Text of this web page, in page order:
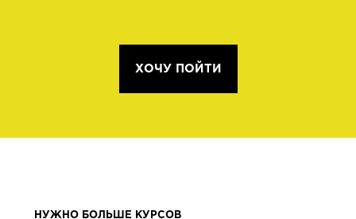
ХОЧУ ПОЙТИ
НУЖНО БОЛЬШЕ КУРСОВ